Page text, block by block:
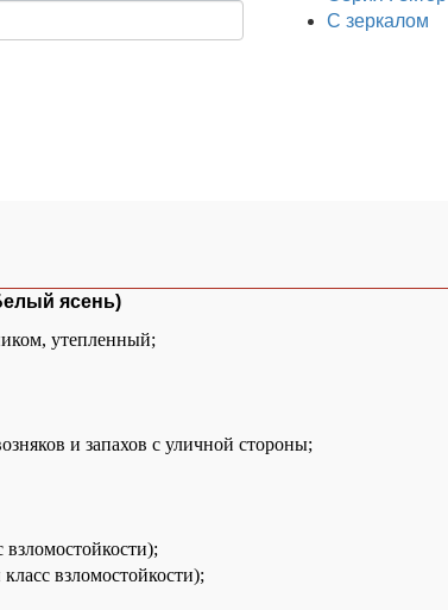
С зеркалом
ясень)
утепленный;
и запахов с уличной стороны;
взломостойкости);